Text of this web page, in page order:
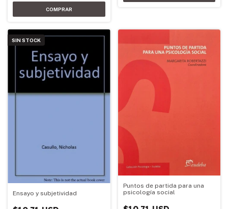
SIN STOCK
Ensayo y subjetividad
Puntos de partida para una
psicología social